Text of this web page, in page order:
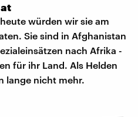
würden wir sie am
Sie sind in Afghanistan
nach Afrika -
für ihr Land. Als Helden
lange nicht mehr.